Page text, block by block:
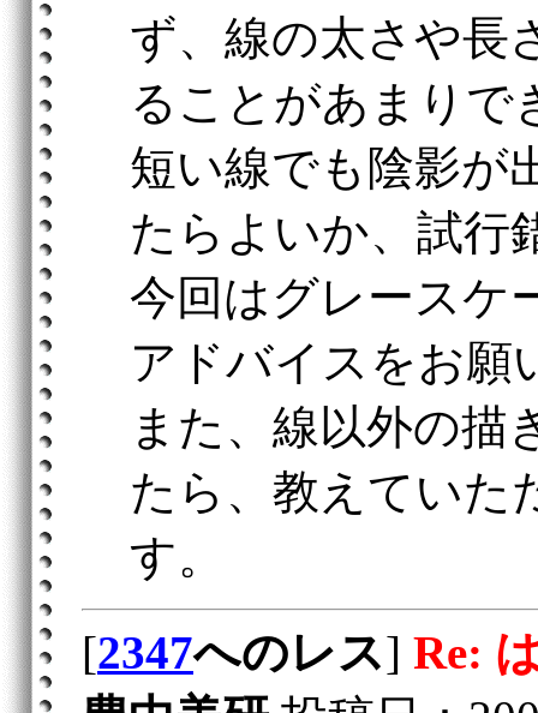
ず、線の太さや長
ることがあまりで
短い線でも陰影が
たらよいか、試行
今回はグレースケ
アドバイスをお願
また、線以外の描
たら、教えていた
す。
[2347へのレス] Re: